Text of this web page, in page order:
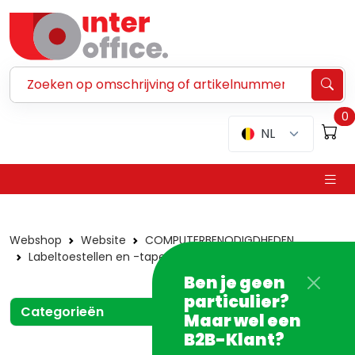
NL
0
Ben je geen
particulier?
Maar wel een
B2B-Klant?
Webshop Website
COMPUTERBENODIGDHEDEN
Labeltoestellen en -tapes
Categorieën